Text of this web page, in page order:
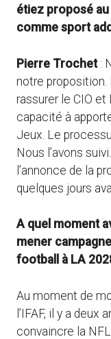
étiez proposé au
comme sport
Pierre Trochet:
notre
rassurer le CIO
capacité à
Jeux. Le
Nous l’avons
l’annonce de la
quelques jours
A quel moment
mener
football à LA
Au moment de
l’IFAF, il y a deux
convaincre la